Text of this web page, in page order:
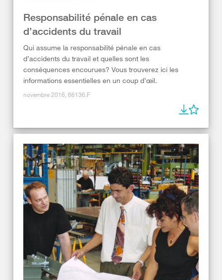
Responsabilité pénale en cas
d’accidents du travail
Qui assume la responsabilité pénale en cas
d’accidents du travail et quelles sont les
conséquences encourues? Vous trouverez ici les
informations essentielles en un coup d’œil.
novembre 2016, 66136.F